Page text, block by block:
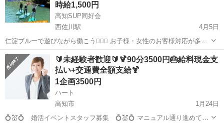
時給1,500円
高知SUP同好会
西佐川駅
4月5日
仁淀ブルーで遊びながら働こう🏄‍♀️🌈 お子様・女性のお客様対応が多い
ため 特に女性スタッフ大歓迎！ もちろん✨男性もOK✨ 📅 勤務期間 ・
主に GW期間 ・7月末〜9月末（夏シーズン） 💼 お仕事内容 ・SUPツ
ア...
高知 西佐川駅 その他 スタッフ
🔰未経験者歓迎🔰🍹90分3500円🎂給料現金支
払い+交通費全額支給🍹
1企画3500円
ハート
高知市
1月24日
💍💒💍 婚活イベントスタッフ募集 💍💒💍 マニュアル通り進めて頂